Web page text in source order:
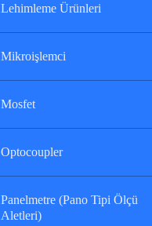
Lehimleme Ürünleri
Mikroişlemci
Mosfet
Optocoupler
Panelmetre (Pano Tipi Ölçü
Aletleri)